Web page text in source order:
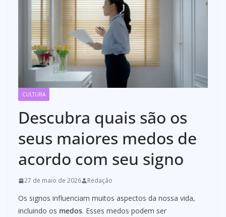
CULTURA
Descubra quais são os
seus maiores medos de
acordo com seu signo
27 de maio de 2026 Redação
Os signos influenciam muitos aspectos da nossa vida,
incluindo os medos. Esses medos podem ser